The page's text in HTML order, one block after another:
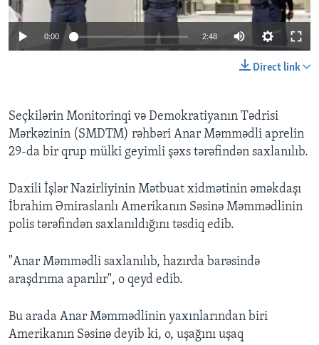
BIZI IZLƏYIN
0:00 2:48
Direct link
Seçkilərin Monitorinqi və Demokratiyanın Tədrisi
Mərkəzinin (SMDTM) rəhbəri Anar Məmmədli aprelin
29-da bir qrup mülki geyimli şəxs tərəfindən saxlanılıb.
Daxili İşlər Nazirliyinin Mətbuat xidmətinin əməkdaşı
İbrahim Əmiraslanlı Amerikanın Səsinə Məmmədlinin
polis tərəfindən saxlanıldığını təsdiq edib.
"Anar Məmmədli saxlanılıb, hazırda barəsində
araşdrıma aparılır", o qeyd edib.
Bu arada Anar Məmmədlinin yaxınlarından biri
Amerikanın Səsinə deyib ki, o, uşağını uşaq